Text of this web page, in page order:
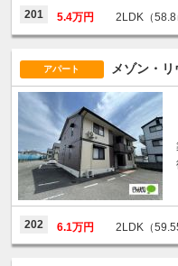
201 5.4万円 2LDK（58.8
アパート メゾン・
202 6.1万円 2LDK（